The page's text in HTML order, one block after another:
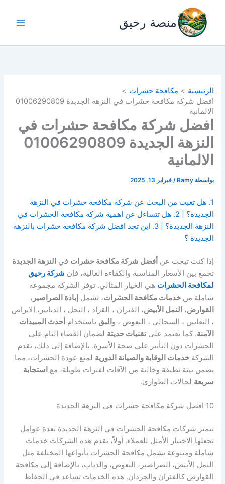
المحتوى
منصة رحيق
الرئيسية
مكافحة حشرات
افضل شركة مكافحة حشرات في النزهة الجديدة 01006290809
الالمانية
افضل شركة مكافحة حشرات في
النزهة الجديدة 01006290809
الالمانية
بواسطة Ramy
/فبراير 13, 2025
1. هل تعبت من البحث عن شركة مكافحة حشرات في النزهة
الجديدة؟ | 2. هل تتساءل عن اهمية شركة مكافحة الحشرات في
النزهة الجديدة؟ | 3. اين تجد افضل شركة مكافحة حشرات بالنزهة
الجديدة ؟
إذا كنت تبحث عن أفضل شركة مكافحة حشرات في النزهة الجديدة
تجمع بين الأسعار المناسبة والكفاءة العالية، فإن شركة رحيق
لمكافحة الحشرات هي الخيار المثالي. توفر الشركة مجموعة
شاملة منخدمات مكافحة الحشرات، تشملإبادة الصراصير ،
القوارض، النمل الأبيض، الفئران ، القراد ، النحل ، الدبابير، الابراص
، الثعابين ، السحالي ، البعوض ، و البق باستخدام أحدث المبيدات
الآمنة. كما تعتمد علىتقنيات حديثة لضمان القضاء التام على
الحشرات دون التأثير على صحة الأسرة. بالإضافة إلى ذلك، تقدم
الشركةخدمات الوقاية والصيانة الدورية لمنع عودة الحشرات، مما
يضمن بيئة نظيفة وخالية من الآفات لفترات طويلة، مع استجابة
سريعة لحالات الطوارئ.
10 افضل شركة مكافحة حشرات في النزهة الجديدة
تتميز شركات مكافحة الحشرات في النزهة الجديدة بعدة عوامل
تجعلها الاختيار الأمثل للعملاء. أولاً، تقدم هذه الشركات خدمات
شاملة ومتنوعة تشمل مكافحة الحشرات بأنواعها المختلفة مثل
النمل الأبيض، الصراصير، البعوض، والذباب، بالإضافة إلى مكافحة
القوارض كالفئران والجرذان. هذه الخدمات تساعد في الحفاظ